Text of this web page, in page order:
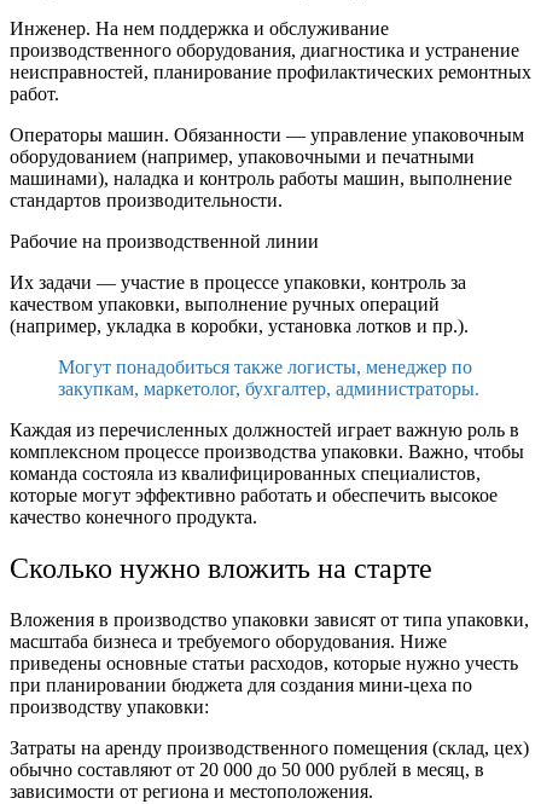
Инженер. На нем поддержка и обслуживание
производственного оборудования, диагностика и устранение
неисправностей, планирование профилактических ремонтных
работ.
Операторы машин. Обязанности — управление упаковочным
оборудованием (например, упаковочными и печатными
машинами), наладка и контроль работы машин, выполнение
стандартов производительности.
Рабочие на производственной линии
Их задачи — участие в процессе упаковки, контроль за
качеством упаковки, выполнение ручных операций
(например, укладка в коробки, установка лотков и пр.).
Могут понадобиться также логисты, менеджер по
закупкам, маркетолог, бухгалтер, администраторы.
Каждая из перечисленных должностей играет важную роль в
комплексном процессе производства упаковки. Важно, чтобы
команда состояла из квалифицированных специалистов,
которые могут эффективно работать и обеспечить высокое
качество конечного продукта.
Сколько нужно вложить на старте
Вложения в производство упаковки зависят от типа упаковки,
масштаба бизнеса и требуемого оборудования. Ниже
приведены основные статьи расходов, которые нужно учесть
при планировании бюджета для создания мини-цеха по
производству упаковки:
Затраты на аренду производственного помещения (склад, цех)
обычно составляют от 20 000 до 50 000 рублей в месяц, в
зависимости от региона и местоположения.